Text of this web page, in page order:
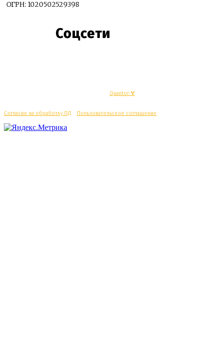
ОГРН: 1020502529398
Соцсети
Quantor-∀
Согласие на обработку ПД Пользовательское соглашение